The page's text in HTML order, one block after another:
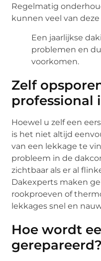
Regelmatig
kunnen veel van
Een jaarlijkse
problemen en
voorkomen.
Zelf
professional
Hoewel u zelf een
is het niet altijd
van een lekkage te
probleem in de
zichtbaar als er al
Dakexperts maken
rookproeven of
lekkages snel en
Hoe wordt
gerepareerd?